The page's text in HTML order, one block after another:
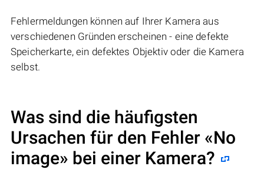
Fehlermeldungen können auf Ihrer Kamera aus
verschiedenen Gründen erscheinen - eine defekte
Speicherkarte, ein defektes Objektiv oder die Kamera
selbst.
Was sind die häufigsten
Ursachen für den Fehler «No
image» bei einer Kamera?